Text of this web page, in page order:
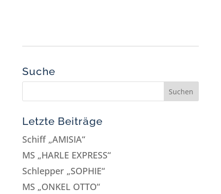
Suche
Letzte Beiträge
Schiff „AMISIA“
MS „HARLE EXPRESS“
Schlepper „SOPHIE“
MS „ONKEL OTTO“